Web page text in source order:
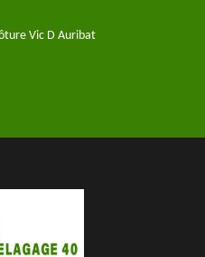
Vic D Auribat